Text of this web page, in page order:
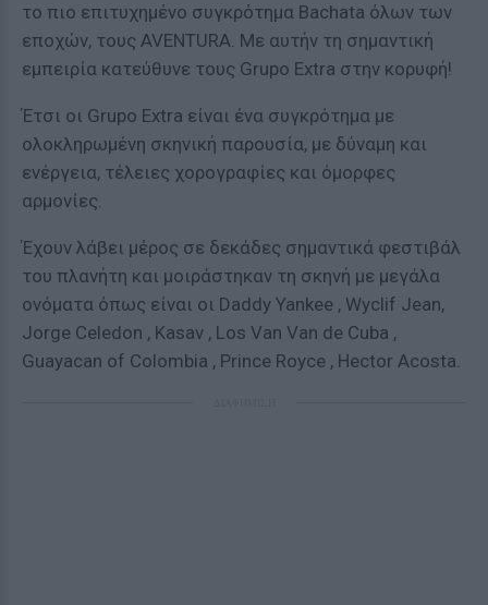
το πιο επιτυχημένο συγκρότημα Bachata όλων των
εποχών, τους AVENTURA. Με αυτήν τη σημαντική
εμπειρία κατεύθυνε τους Grupo Extra στην κορυφή!
Έτσι οι Grupo Extra είναι ένα συγκρότημα με
ολοκληρωμένη σκηνική παρουσία, με δύναμη και
ενέργεια, τέλειες χορογραφίες και όμορφες
αρμονίες.
Έχουν λάβει μέρος σε δεκάδες σημαντικά φεστιβάλ
του πλανήτη και μοιράστηκαν τη σκηνή με μεγάλα
ονόματα όπως είναι οι Daddy Yankee , Wyclif Jean,
Jorge Celedon , Kasav , Los Van Van de Cuba ,
Guayacan of Colombia , Prince Royce , Hector Acosta.